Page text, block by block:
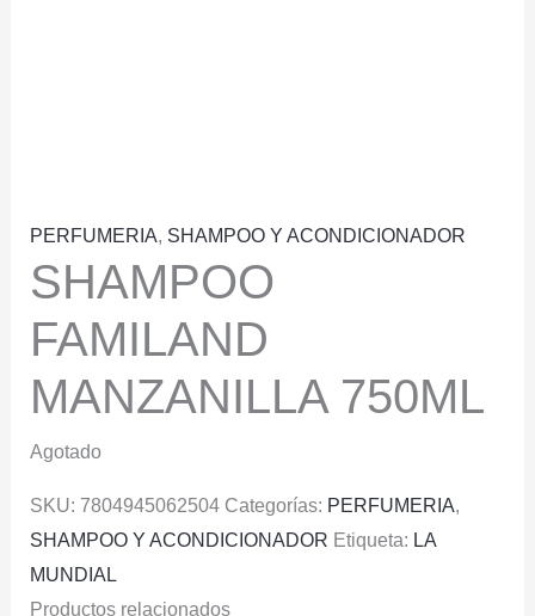
PERFUMERIA, SHAMPOO Y ACONDICIONADOR
SHAMPOO
FAMILAND
MANZANILLA 750ML
Agotado
SKU: 7804945062504 Categorías: PERFUMERIA,
SHAMPOO Y ACONDICIONADOR Etiqueta: LA
MUNDIAL
Productos relacionados